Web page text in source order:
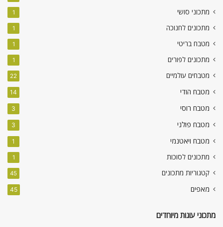
מתכוני סושי 1
מתכונים לחנוכה 1
מטבח בריטי 1
מתכונים לפורים 1
מטבחים עולמיים 22
מטבח הודי 14
מטבח רוסי 3
מטבח פולני 3
מטבח ויאטנמי 1
מתכונים לסוכות 1
קטגוריות מתכונים 45
מאפים 45
מתכוני עוגות מיוחדים